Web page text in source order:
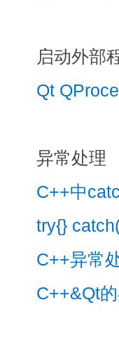
启动外部
Qt
异常处理
C++中
try{}
C++异常
C++&Qt